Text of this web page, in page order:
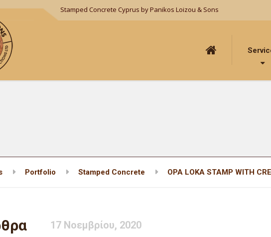
Stamped Concrete Cyprus by Panikos Loizou & Sons
Portfolio Stamped Concrete OPA LOKA STAMP WITH
17 Νοεμβρίου, 2020